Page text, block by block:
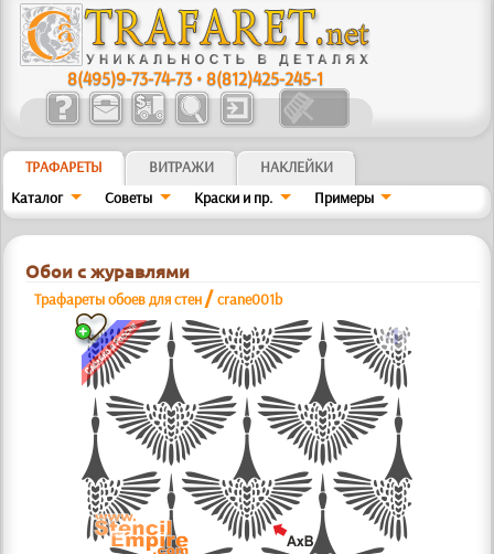
8(495)9-73-74-73 •8(812)425-245-1
ТРАФАРЕТЫ ВИТРАЖИ
НАКЛЕЙКИ
Каталог
Советы Краски и пр. Примеры
Обои с журавлями
Трафареты обоев для стен /crane001b
a